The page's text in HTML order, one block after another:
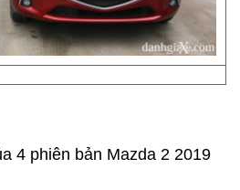
4 phiên bản Mazda 2 2019